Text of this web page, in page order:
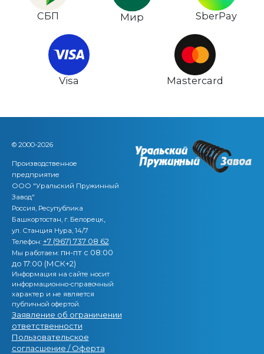
СБП Мир SberPay
Visa Mastercard
© 2000-2026
Производственное
предприятие
ООО "Уральский Пружинный
Завод"
Россия, Ресупублика
Башкортостан, г. Белорецк,
ул. Станция Нура, 14/7
Телефон: +7 (967) 737 08 62
Мы работаем: пн-пт с 08:00
до 17:00 (МСК+2)
Информация на сайте носит
информационно-справочный
характер и не является
публичной офертой.
Заявление об ограничении
ответственности
Пользовательское
согласшение / Оферта